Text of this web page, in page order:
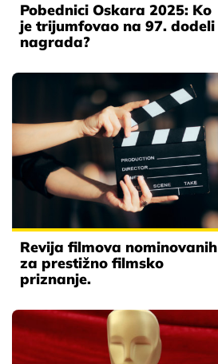
Pobednici Oskara 2025: Ko
je trijumfovao na 97. dodeli
nagrada?
Revija filmova nominovanih
za prestižno filmsko
priznanje.